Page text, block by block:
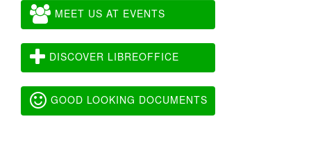
MEET US AT EVENTS
DISCOVER LIBREOFFICE
GOOD LOOKING DOCUMENTS